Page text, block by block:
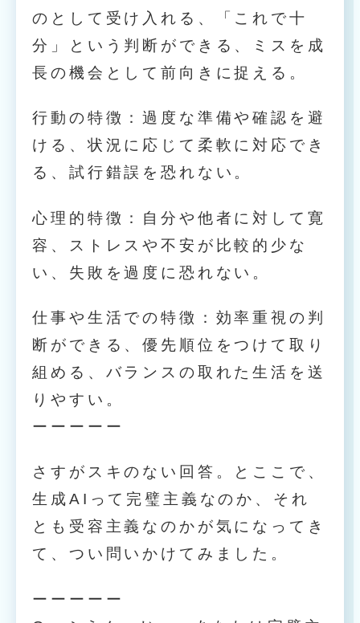
のとして受け入れる、「これで十
分」という判断ができる、ミスを成
長の機会として前向きに捉える。
行動の特徴：過度な準備や確認を避
ける、状況に応じて柔軟に対応でき
る、試行錯誤を恐れない。
心理的特徴：自分や他者に対して寛
容、ストレスや不安が比較的少な
い、失敗を過度に恐れない。
仕事や生活での特徴：効率重視の判
断ができる、優先順位をつけて取り
組める、バランスの取れた生活を送
りやすい。
ーーーーー
さすがスキのない回答。とここで、
生成AIって完璧主義なのか、それ
とも受容主義なのかが気になってき
て、つい問いかけてみました。
ーーーーー